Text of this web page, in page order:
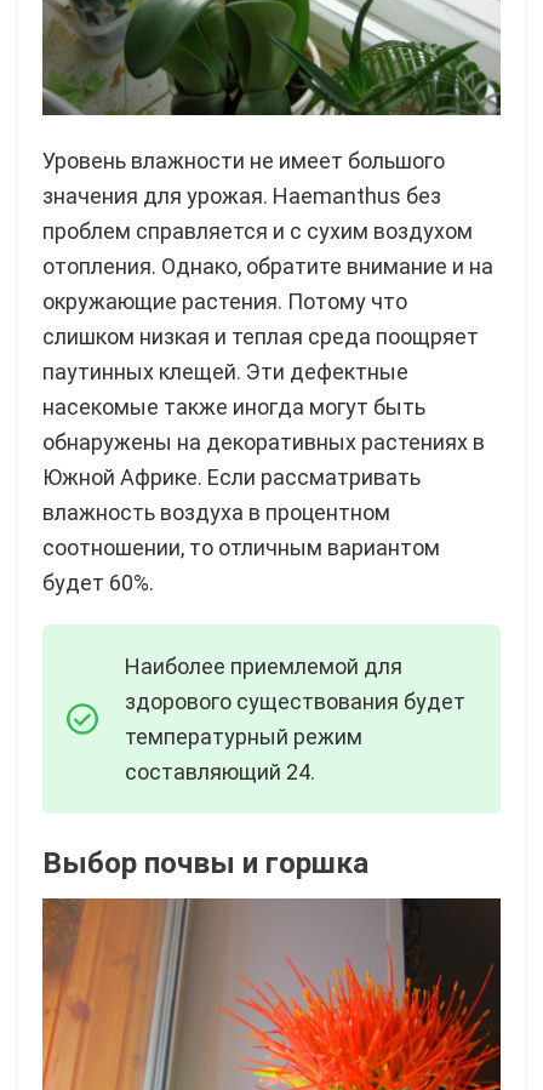
Уровень влажности не имеет большого
значения для урожая. Haemanthus без
проблем справляется и с сухим воздухом
отопления. Однако, обратите внимание и на
окружающие растения. Потому что
слишком низкая и теплая среда поощряет
паутинных клещей. Эти дефектные
насекомые также иногда могут быть
обнаружены на декоративных растениях в
Южной Африке. Если рассматривать
влажность воздуха в процентном
соотношении, то отличным вариантом
будет 60%.
Наиболее приемлемой для
здорового существования будет
температурный режим
составляющий 24.
Выбор почвы и горшка